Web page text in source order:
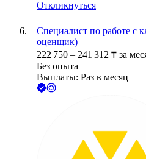
Откликнуться
Специалист по работе с
оценщик)
222 750 – 241 312 ₸ за
Без опыта
Выплаты: Раз в месяц